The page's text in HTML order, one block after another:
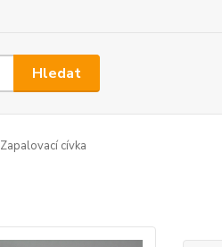
Hledat
Zapalovací cívka